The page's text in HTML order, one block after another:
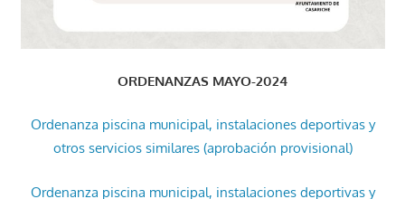
ORDENANZAS MAYO-2024
Ordenanza piscina municipal, instalaciones deportivas y
otros servicios similares (aprobación provisional)
Ordenanza piscina municipal, instalaciones deportivas y